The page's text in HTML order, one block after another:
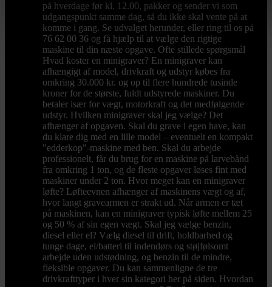
på hverdage før kl. 12.00, pakker og sender vi som
udgangspunkt samme dag, så du ikke skal vente på at
komme i gang. Se udvalget herunder, eller ring til os på
76 62 00 36 og få hjælp til at vælge den rigtige
maskine til din næste opgave. Ofte stillede spørgsmål
Hvad koster en minigraver? En minigraver kan
afhængigt af model, drivkraft og udstyr købes fra
omkring 30.000 kr. og op til flere hundrede tusinde
kroner for de største, fuldt udstyrede maskiner. Du
betaler især for vægt, motorkraft og det medfølgende
udstyr. Hvilken minigraver skal jeg vælge? Det
afhænger af opgaven. Skal du grave i egen have, kan
du klare dig med en lille model – eventuelt en kompakt
"edderkop"-maskine med ben. Skal du arbejde
professionelt, får du brug for en maskine på larvebånd
fra omkring 1 ton, og de fleste opgaver løses fint med
maskiner under 2 ton. Hvor meget kan en minigraver
løfte? Løfteevnen afhænger af maskinens vægt og af,
hvor langt gravearmen er strakt ud. Når armen er tæt
på maskinen, kan en minigraver typisk løfte mellem 25
og 50 % af sin egen vægt. Skal jeg vælge benzin,
diesel eller el? Vælg diesel til drift, holdbarhed og
tunge dage, el/batteri til indendørs og støjfølsomt
arbejde uden udstødning, og benzin til de mindre,
fleksible opgaver. Du kan sammenligne de tre
drivkrafttyper i hver sin kategori her på siden. Hvordan